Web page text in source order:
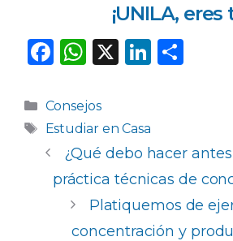
¡UNILA, eres
F
c
e
b
o
W
a
ts
A
p
p
X
Li
dI
n
ar
ti
r
Categorías
Consejos
Etiquetas
Estudiar en Casa
¿Qué debo hacer
práctica técnicas de
Platiquemos de
concentración y